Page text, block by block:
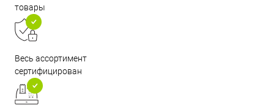
товары
Весь ассортимент
сертифицирован